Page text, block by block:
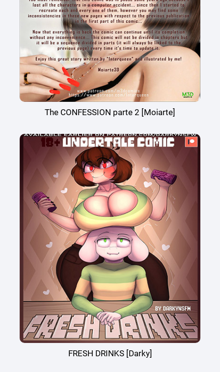
The CONFESSION parte 2 [Moiarte]
FRESH DRINKS [Darky]